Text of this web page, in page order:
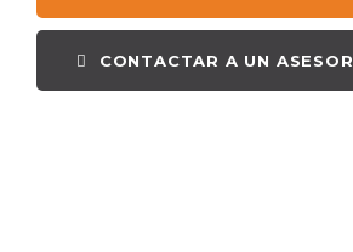
CONTACTAR A UN ASESOR